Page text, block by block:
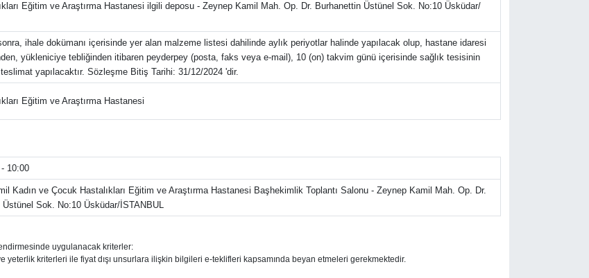
Eğitim ve Araştırma Hastanesi ilgili deposu - Zeynep Kamil Mah. Op. Dr. Burhanettin Üstünel Sok. No:10 Üsküdar/
ihale dokümanı içerisinde yer alan malzeme listesi dahilinde aylık periyotlar halinde yapılacak olup, hastane idaresi
yükleniciye tebliğinden itibaren peyderpey (posta, faks veya e-mail), 10 (on) takvim günü içerisinde sağlık tesisinin
yapılacaktır. Sözleşme Bitiş Tarihi: 31/12/2024 'dir.
Eğitim ve Araştırma Hastanesi
10:00
Kadın ve Çocuk Hastalıkları Eğitim ve Araştırma Hastanesi Başhekimlik Toplantı Salonu - Zeynep Kamil Mah. Op. Dr.
Üstünel Sok. No:10 Üsküdar/İSTANBUL
uygulanacak kriterler:
yeterlik kriterleri ile fiyat dışı unsurlara ilişkin bilgileri e-teklifleri kapsamında beyan etmeleri gerekmektedir.